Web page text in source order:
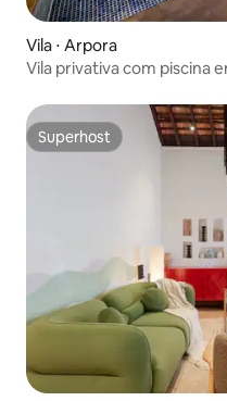
Vila ⋅ Arpora
Vila privativa com piscina
Superhost
Superhost